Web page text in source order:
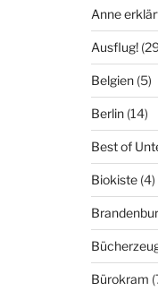
Anne
Ausflug!
Belgien(5)
Berlin(14)
Best of
Biokiste(4)
Bürokram